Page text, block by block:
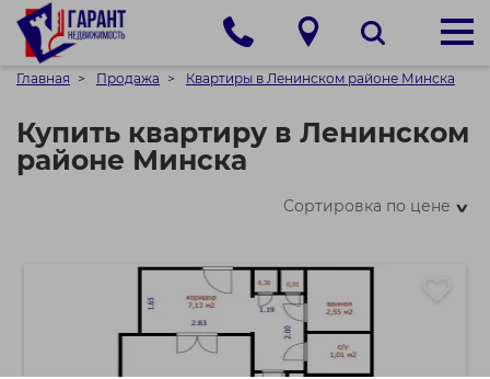
Главная Продажа Квартиры в Ленинском районе Минска
Купить квартиру в Ленинском
районе Минска
Сортировка по цене>